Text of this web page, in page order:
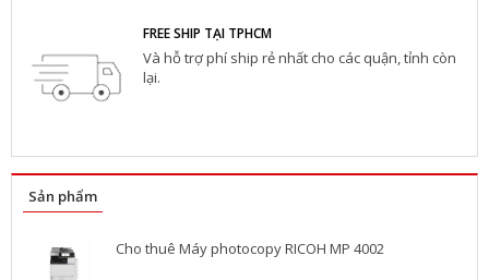
FREE SHIP TẠI TPHCM
Và hỗ trợ phí ship rẻ nhất cho các quận, tỉnh còn
lại.
Sản phẩm
Cho thuê Máy photocopy RICOH MP 4002